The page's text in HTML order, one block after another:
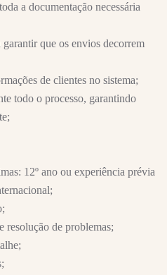
a documentação necessária
que os envios decorrem
de clientes no sistema;
todo o processo, garantindo
12º ano ou experiência prévia
resolução de problemas;